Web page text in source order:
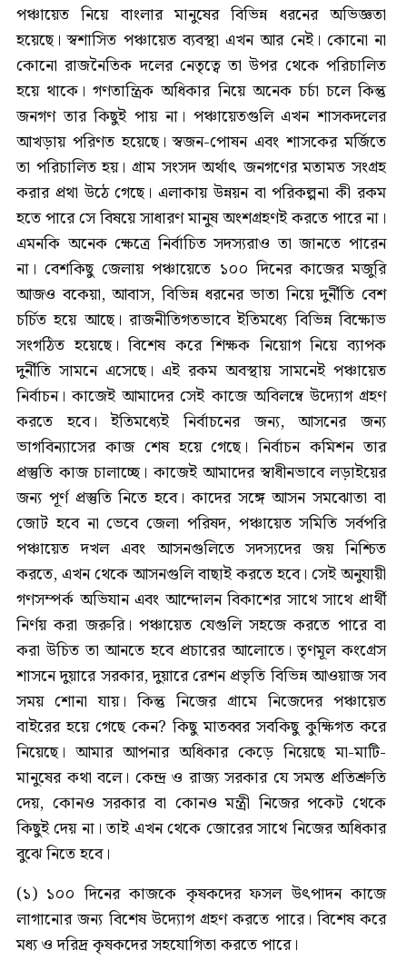
পঞ্চায়েত নিয়ে বাংলার মানুষের বিভিন্ন ধরনের অভিজ্ঞতা
হয়েছে। স্বশাসিত পঞ্চায়েত ব্যবস্থা এখন আর নেই। কোনো না
কোনো রাজনৈতিক দলের নেতৃত্বে তা উপর থেকে পরিচালিত
হয়ে থাকে। গণতান্ত্রিক অধিকার নিয়ে অনেক চর্চা চলে কিন্তু
জনগণ তার কিছুই পায় না। পঞ্চায়েতগুলি এখন শাসকদলের
আখড়ায় পরিণত হয়েছে। স্বজন-পোষন এবং শাসকের মর্জিতে
তা পরিচালিত হয়। গ্রাম সংসদ অর্থাৎ জনগণের মতামত সংগ্রহ
করার প্রথা উঠে গেছে। এলাকায় উন্নয়ন বা পরিকল্পনা কী রকম
হতে পারে সে বিষয়ে সাধারণ মানুষ অংশগ্রহণই করতে পারে না।
এমনকি অনেক ক্ষেত্রে নির্বাচিত সদস্যরাও তা জানতে পারেন
না। বেশকিছু জেলায় পঞ্চায়েতে ১০০ দিনের কাজের মজুরি
আজও বকেয়া, আবাস, বিভিন্ন ধরনের ভাতা নিয়ে দুর্নীতি বেশ
চর্চিত হয়ে আছে। রাজনীতিগতভাবে ইতিমধ্যে বিভিন্ন বিক্ষোভ
সংগঠিত হয়েছে। বিশেষ করে শিক্ষক নিয়োগ নিয়ে ব্যাপক
দুর্নীতি সামনে এসেছে। এই রকম অবস্থায় সামনেই পঞ্চায়েত
নির্বাচন। কাজেই আমাদের সেই কাজে অবিলম্বে উদ্যোগ গ্রহণ
করতে হবে। ইতিমধ্যেই নির্বাচনের জন্য, আসনের জন্য
ভাগবিন্যাসের কাজ শেষ হয়ে গেছে। নির্বাচন কমিশন তার
প্রস্তুতি কাজ চালাচ্ছে। কাজেই আমাদের স্বাধীনভাবে লড়াইয়ের
জন্য পূর্ণ প্রস্তুতি নিতে হবে। কাদের সঙ্গে আসন সমঝোতা বা
জোট হবে না ভেবে জেলা পরিষদ, পঞ্চায়েত সমিতি সর্বপরি
পঞ্চায়েত দখল এবং আসনগুলিতে সদস্যদের জয় নিশ্চিত
করতে, এখন থেকে আসনগুলি বাছাই করতে হবে। সেই অনুযায়ী
গণসম্পর্ক অভিযান এবং আন্দোলন বিকাশের সাথে সাথে প্রার্থী
নির্ণয় করা জরুরি। পঞ্চায়েত যেগুলি সহজে করতে পারে বা
করা উচিত তা আনতে হবে প্রচারের আলোতে। তৃণমূল কংগ্রেস
শাসনে দুয়ারে সরকার, দুয়ারে রেশন প্রভৃতি বিভিন্ন আওয়াজ সব
সময় শোনা যায়। কিন্তু নিজের গ্রামে নিজেদের পঞ্চায়েত
বাইরের হয়ে গেছে কেন? কিছু মাতব্বর সবকিছু কুক্ষিগত করে
নিয়েছে। আমার আপনার অধিকার কেড়ে নিয়েছে মা-মাটি-
মানুষের কথা বলে। কেন্দ্র ও রাজ্য সরকার যে সমস্ত প্রতিশ্রুতি
দেয়, কোনও সরকার বা কোনও মন্ত্রী নিজের পকেট থেকে
কিছুই দেয় না। তাই এখন থেকে জোরের সাথে নিজের অধিকার
বুঝে নিতে হবে।
(১) ১০০ দিনের কাজকে কৃষকদের ফসল উৎপাদন কাজে
লাগানোর জন্য বিশেষ উদ্যোগ গ্রহণ করতে পারে। বিশেষ করে
মধ্য ও দরিদ্র কৃষকদের সহযোগিতা করতে পারে।